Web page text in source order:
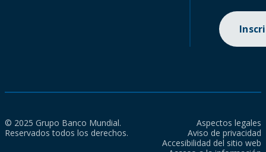
© 2025 Grupo Banco Mundial.
Reservados todos los derechos.
Aspectos legales
Aviso de privacidad
Accesibilidad del sitio web